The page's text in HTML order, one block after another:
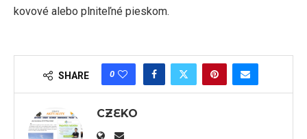
kovové alebo plniteľné pieskom.
SHARE 0
CZEKO